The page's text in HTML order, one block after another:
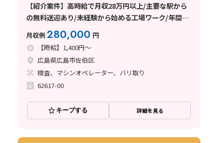
【紹介案件】高時給で月収28万円以上/主要な駅から
の無料送迎あり/未経験から始める工場ワーク/年間休
日120日以上
月収例280,000 円
【時給】1,400円～
広島県広島市佐伯区
検査、マシンオペレーター、バリ取り
62617-00
キープする 詳細を見る